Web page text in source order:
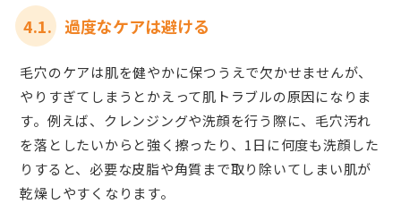
4.1. 過度なケアは避ける
毛穴のケアは肌を健やかに保つうえで欠かせませんが、
やりすぎてしまうとかえって肌トラブルの原因になりま
す。例えば、クレンジングや洗顔を行う際に、毛穴汚れ
を落としたいからと強く擦ったり、1日に何度も洗顔した
りすると、必要な皮脂や角質まで取り除いてしまい肌が
乾燥しやすくなります。